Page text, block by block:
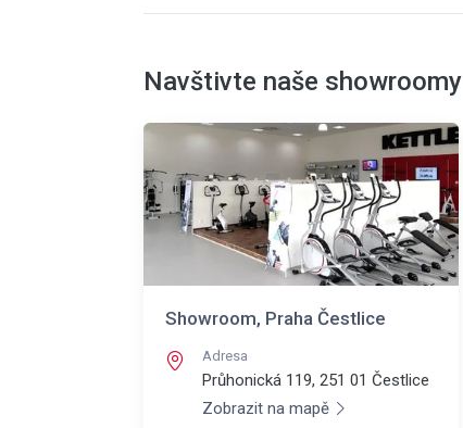
Navštivte naše showroomy
Showroom, Praha Čestlice
Adresa
Průhonická 119, 251 01 Čestlice
Zobrazit na mapě